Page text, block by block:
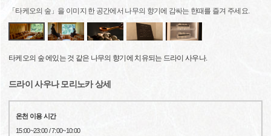
「타케오의 숲」을 이미지 한 공간에서 나무의 향기에 감싸는 한때를 즐겨 주세요.
타케오의 숲 에있는 것 같은 나무의 향기에 치유되는 드라이 사우나.
드라이 사우나 모리노카 상세
온천 이용 시간
15:00~23:00 / 7:00~10:00